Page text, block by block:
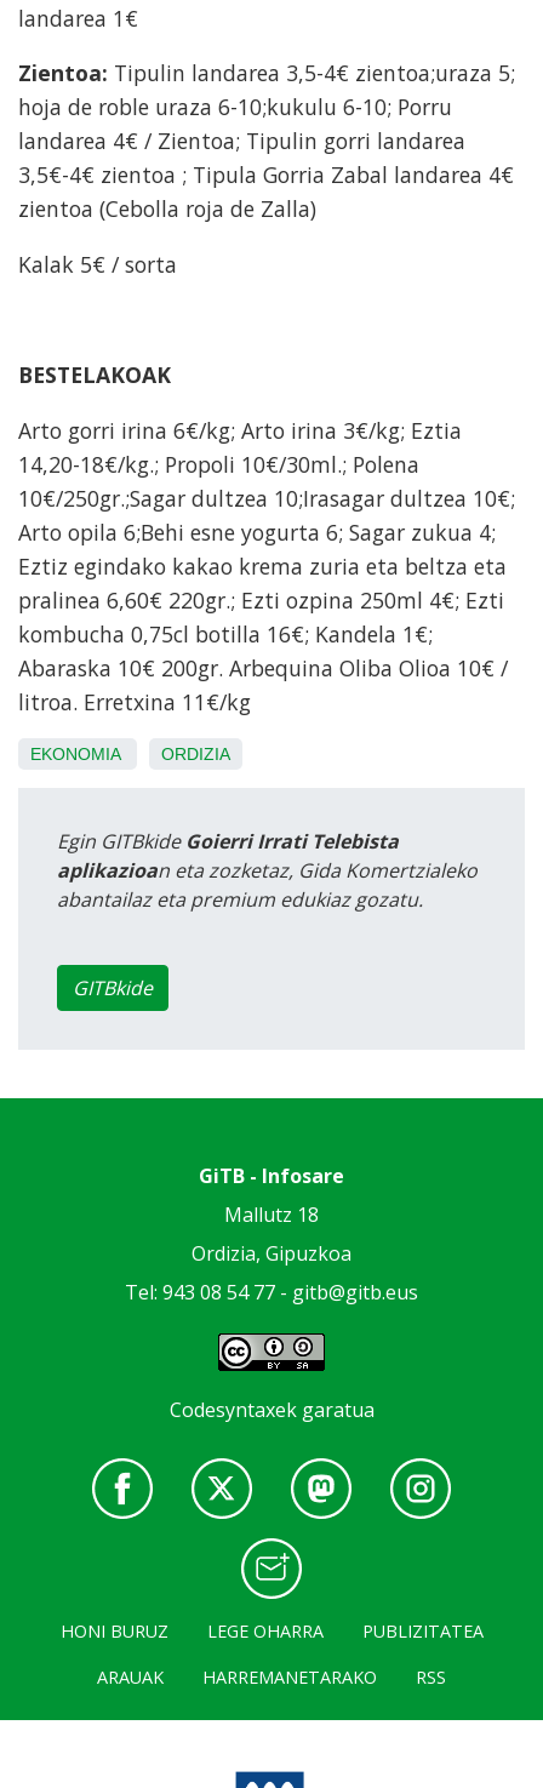
landarea 1€
Zientoa: Tipulin landarea 3,5-4€ zientoa;uraza 5;
hoja de roble uraza 6-10;kukulu 6-10; Porru
landarea 4€ / Zientoa; Tipulin gorri landarea
3,5€-4€ zientoa ; Tipula Gorria Zabal landarea 4€
zientoa (Cebolla roja de Zalla)
Kalak 5€ / sorta
BESTELAKOAK
Arto gorri irina 6€/kg; Arto irina 3€/kg; Eztia
14,20-18€/kg.; Propoli 10€/30ml.; Polena
10€/250gr.;Sagar dultzea 10;Irasagar dultzea 10€;
Arto opila 6;Behi esne yogurta 6; Sagar zukua 4;
Eztiz egindako kakao krema zuria eta beltza eta
pralinea 6,60€ 220gr.; Ezti ozpina 250ml 4€; Ezti
kombucha 0,75cl botilla 16€; Kandela 1€;
Abaraska 10€ 200gr. Arbequina Oliba Olioa 10€ /
litroa. Erretxina 11€/kg
EKONOMIA ORDIZIA
Egin GITBkide Goierri Irrati Telebista
aplikazioan eta zozketaz, Gida Komertzialeko
abantailaz eta premium edukiaz gozatu.
GITBkide
GiTB - Infosare
Mallutz 18
Ordizia, Gipuzkoa
Tel: 943 08 54 77 - gitb@gitb.eus
Codesyntaxek garatua
HONI BURUZ LEGE OHARRA
PUBLIZITATEA
ARAUAK
HARREMANETARAKO RSS